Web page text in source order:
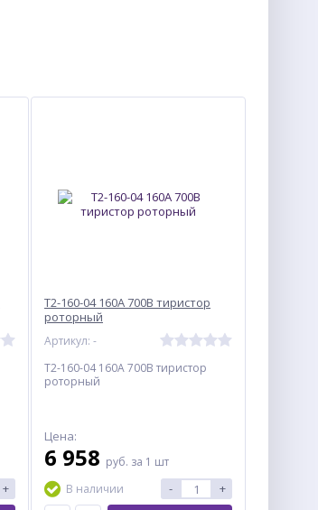
+
Т2-160-04 160А 700В тиристор
роторный
Артикул: -
Т2-160-04 160А 700В тиристор
роторный
Цена:
6 958 руб. за 1 шт
В наличии
- +